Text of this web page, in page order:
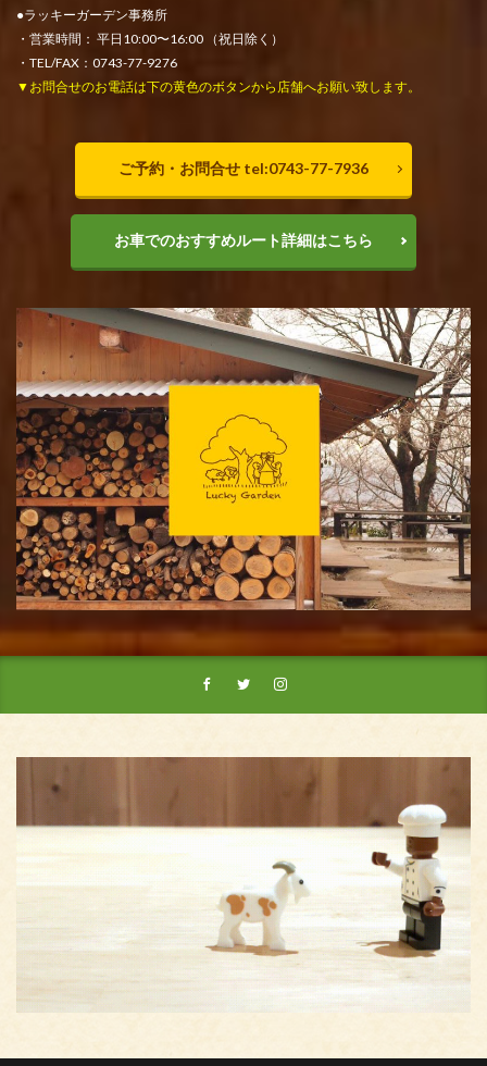
●ラッキーガーデン事務所
・営業時間： 平日10:00〜16:00 （祝日除く）
・TEL/FAX：0743-77-9276
▼お問合せのお電話は下の黄色のボタンから店舗へお願い致します。
ご予約・お問合せ tel:0743-77-7936
お車でのおすすめルート詳細はこちら